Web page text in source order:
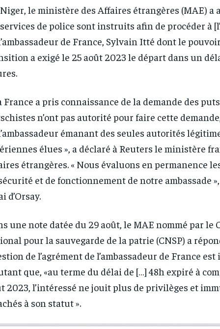
le ministère des Affaires étrangères (MAE) a
de police sont instruits afin de procéder à
de France, Sylvain Itté dont le
a exigé le 25 août 2023 le départ dans un
France a pris connaissance de la demande des
n’ont pas autorité pour faire cette
émanant des seules autorités
élues », a déclaré à Reuters le ministère
étrangères. « Nous évaluons en permanence
et de fonctionnement de notre ambassade
d’Orsay.
une note datée du 29 août, le MAE nommé par le
pour la sauvegarde de la patrie (CNSP) a
de l’agrément de l’ambassadeur de France est
que, «au terme du délai de […] 48h expiré à
2023, l’intéressé ne jouit plus de privilèges et
à son statut ».